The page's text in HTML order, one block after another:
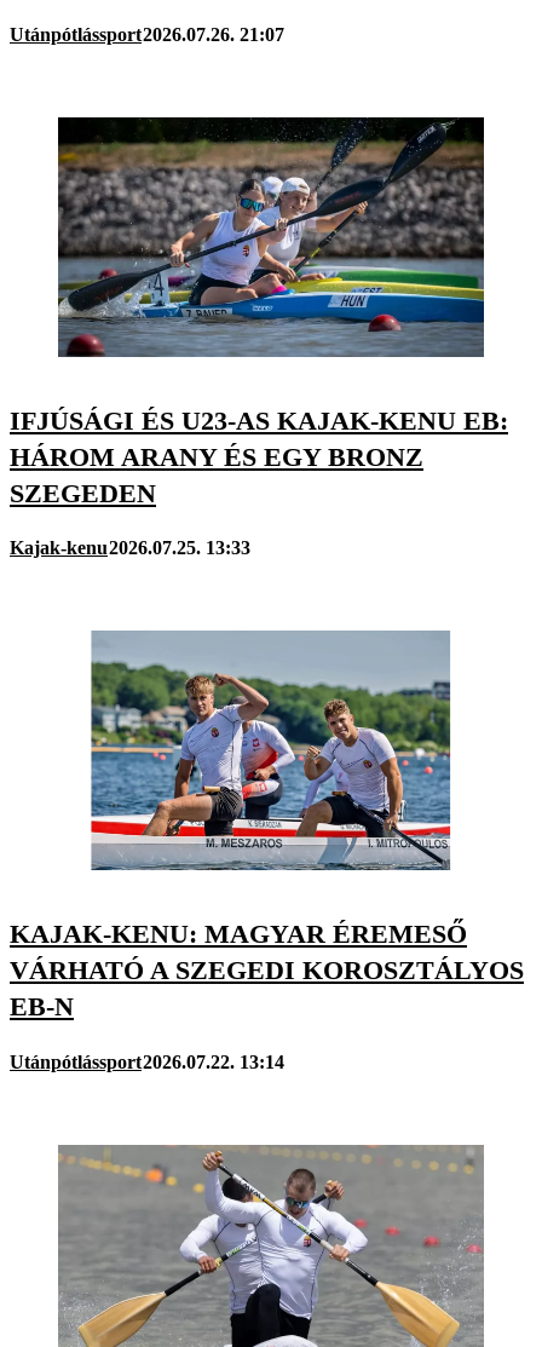
Utánpótlássport2026.07.26. 21:07
IFJÚSÁGI ÉS U23-AS KAJAK-KENU EB:
HÁROM ARANY ÉS EGY BRONZ
SZEGEDEN
Kajak-kenu2026.07.25. 13:33
KAJAK-KENU: MAGYAR ÉREMESŐ
VÁRHATÓ A SZEGEDI KOROSZTÁLYOS
EB-N
Utánpótlássport2026.07.22. 13:14